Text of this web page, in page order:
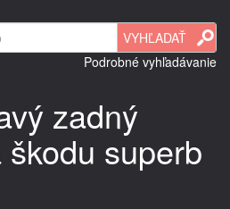
Podrobné vyhľadávanie
zadný
superb